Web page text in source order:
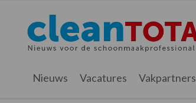
hoofdnavigatie
hoofd
inhoud
eerste
sidebar
voettekst
Cleantotaal.nl
Het
laatste
voor
Nieuws Vacatures Vakpartners